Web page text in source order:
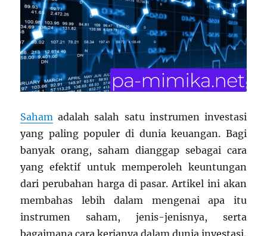
Saham adalah salah satu instrumen investasi
yang paling populer di dunia keuangan. Bagi
banyak orang, saham dianggap sebagai cara
yang efektif untuk memperoleh keuntungan
dari perubahan harga di pasar. Artikel ini akan
membahas lebih dalam mengenai apa itu
instrumen saham, jenis-jenisnya, serta
bagaimana cara kerjanya dalam dunia investasi.